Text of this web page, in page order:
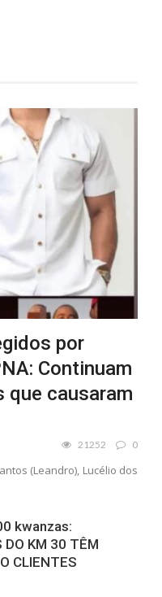
por
Continuam
que causaram
21252 0
(Leandro), Lucélio dos
kwanzas:
KM 30 TÊM
CLIENTES